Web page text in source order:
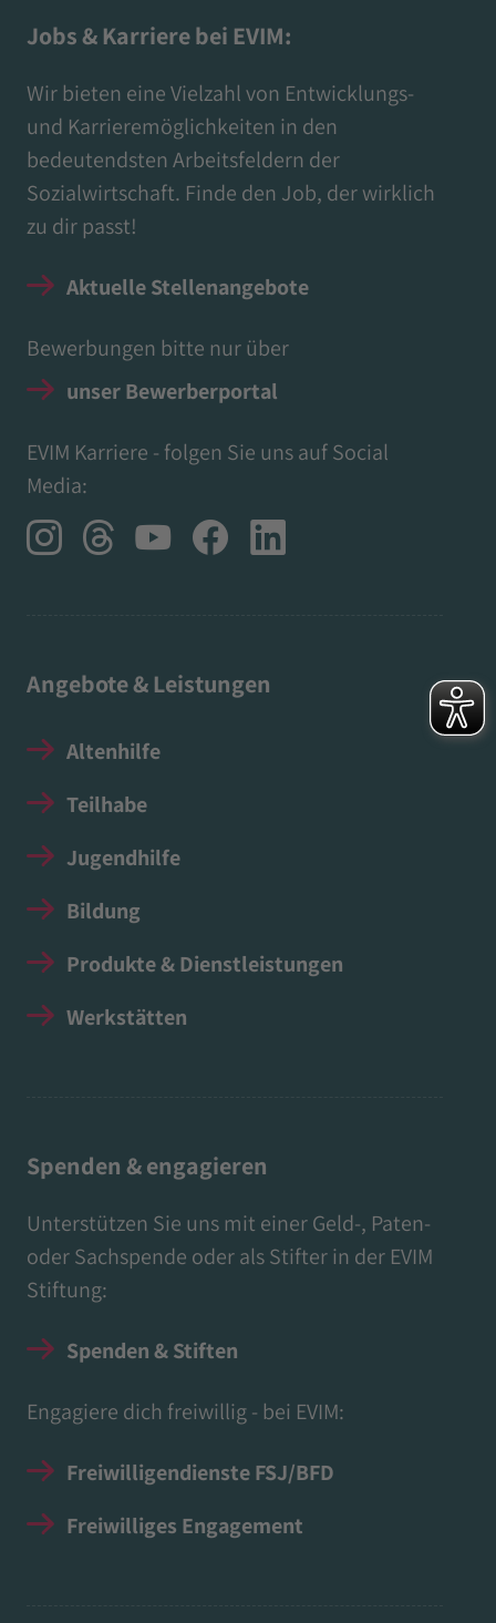
Jobs & Karriere bei EVIM:
Wir bieten eine Vielzahl von Entwicklungs-
und Karrieremöglichkeiten in den
bedeutendsten Arbeitsfeldern der
Sozialwirtschaft. Finde den Job, der wirklich
zu dir passt!
Aktuelle Stellenangebote
Bewerbungen bitte nur über
unser Bewerberportal
EVIM Karriere - folgen Sie uns auf Social
Media:
Angebote & Leistungen
Altenhilfe
Teilhabe
Jugendhilfe
Bildung
Produkte & Dienstleistungen
Werkstätten
Spenden & engagieren
Unterstützen Sie uns mit einer Geld-, Paten-
oder Sachspende oder als Stifter in der EVIM
Stiftung:
Spenden & Stiften
Engagiere dich freiwillig - bei EVIM:
Freiwilligendienste FSJ/BFD
Freiwilliges Engagement